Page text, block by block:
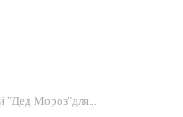
"Дед Мороз"для...